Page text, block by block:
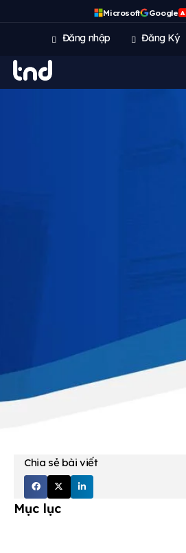
Microsoft Google A
Đăng nhập Đăng Ký
Chia sẻ bài viết
Mục lục